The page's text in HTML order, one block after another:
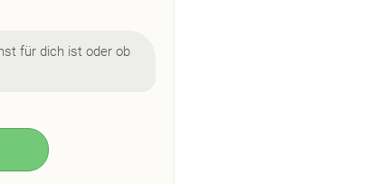
für dich ist oder ob